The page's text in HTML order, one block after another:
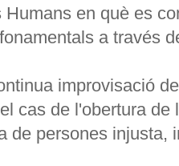
en què es
a través
improvisació
cas de l'obertura
de persones injusta,